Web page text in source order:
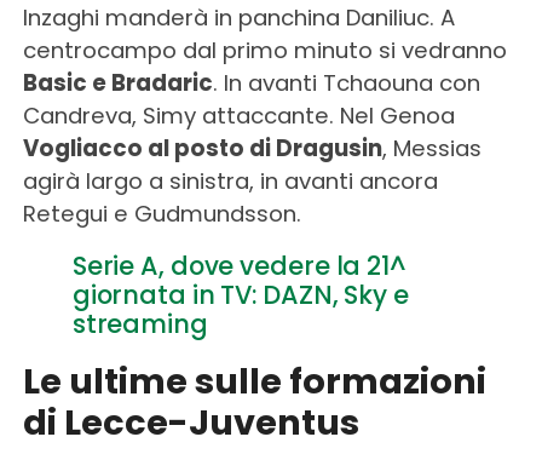
Inzaghi manderà in panchina Daniliuc. A
centrocampo dal primo minuto si vedranno
Basic e Bradaric. In avanti Tchaouna con
Candreva, Simy attaccante. Nel Genoa
Vogliacco al posto di Dragusin, Messias
agirà largo a sinistra, in avanti ancora
Retegui e Gudmundsson.
Serie A, dove vedere la 21^
giornata in TV: DAZN, Sky e
streaming
Le ultime sulle formazioni
di Lecce-Juventus